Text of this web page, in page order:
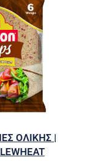
ΟΛΙΚΗΣ |